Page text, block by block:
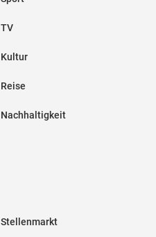
TV
Kultur
Reise
Nachhaltigkeit
Stellenmarkt